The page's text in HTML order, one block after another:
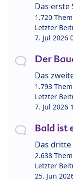
Das erste
1.720
Letzter
7. Jul 2026
Der
Das
1.793
Letzter
7. Jul 2026
Bald ist
Das
2.638
Letzter
25. Jun